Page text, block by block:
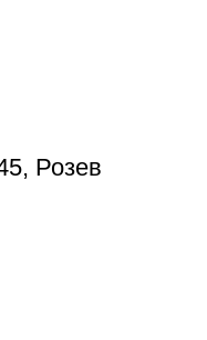
Розев